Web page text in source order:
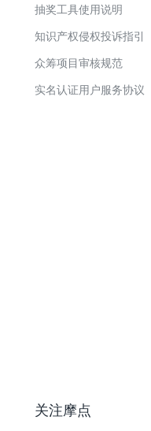
抽奖工具使用说明
知识产权侵权投诉指引
众筹项目审核规范
实名认证用户服务协议
关注摩点